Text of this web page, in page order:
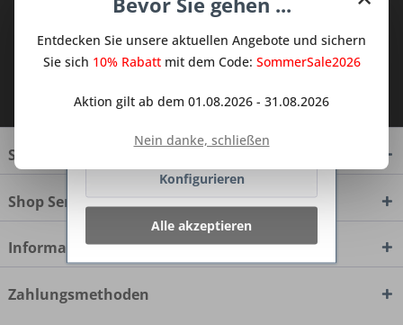
zur Kenntnis genommen.
Service Hotline
Shop Service
Informationen
Zahlungsmethoden
Entdecken Sie unsere aktuellen Angebote und sichern
Sie sich 10% Rabattmit dem Code: SommerSale2026
Aktion gilt ab dem 01.08.2026 - 31.08.2026
Nein danke, schließen
dienen oder die Interaktion mit
Netzwerken vereinfachen sollen,
werden nur mit Ihrer Zustimmung
Ablehnen
Konfigurieren
Alle akzeptieren